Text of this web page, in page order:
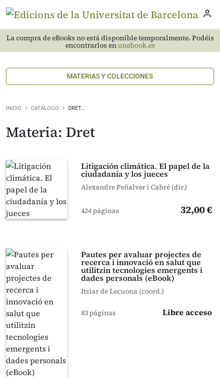
La compra de eBooks no está disponible temporalmente. Podéis
encontrarlos enunebook.es
MATERIAS Y COLECCIONES
INICIO CATÁLOGO DRET…
Materia: Dret
Litigación climática. El papel de la
ciudadanía y los jueces
Alexandre Peñalver i Cabré (dir.)
424 páginas 32,00 €
Pautes per avaluar projectes de
recerca i innovació en salut que
utilitzin tecnologies emergents i
dades personals (eBook)
Itziar de Lecuona (coord.)
83 páginas Libre acceso